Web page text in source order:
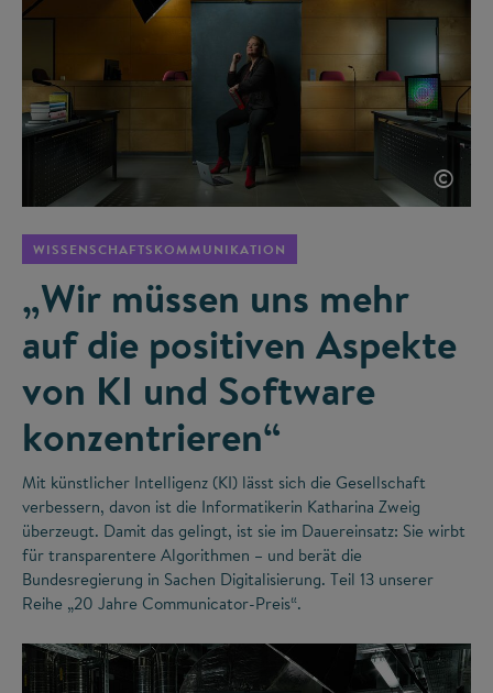
©
WISSENSCHAFTSKOMMUNIKATION
„Wir müssen uns mehr
auf die positiven Aspekte
von KI und Software
konzentrieren“
Mit künstlicher Intelligenz (KI) lässt sich die Gesellschaft
verbessern, davon ist die Informatikerin Katharina Zweig
überzeugt. Damit das gelingt, ist sie im Dauereinsatz: Sie wirbt
für transparentere Algorithmen – und berät die
Bundesregierung in Sachen Digitalisierung. Teil 13 unserer
Reihe „20 Jahre Communicator-Preis“.